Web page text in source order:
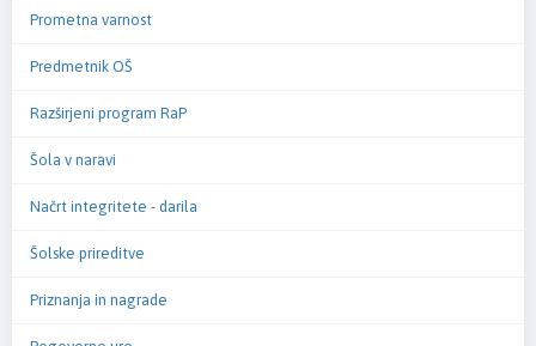
Prometna varnost
Predmetnik OŠ
Razširjeni program RaP
Šola v naravi
Načrt integritete - darila
Šolske prireditve
Priznanja in nagrade